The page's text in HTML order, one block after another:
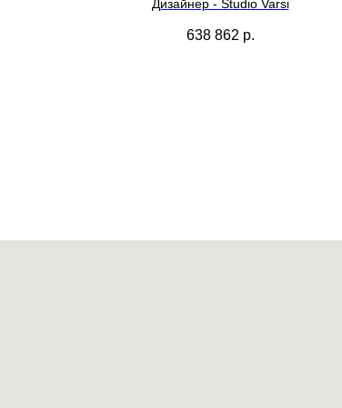
Дизайнер - Studio Varsi
638 862 р.